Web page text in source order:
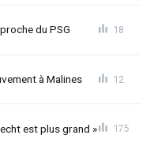
du PSG 18
à Malines 12
est plus grand » 175